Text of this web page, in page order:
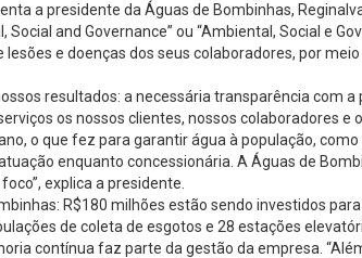
a presidente da Águas de Bombinhas,
and Governance” ou “Ambiental, Social e
e doenças dos seus colaboradores, por
resultados: a necessária transparência
os nossos clientes, nossos colaboradores e
o que fez para garantir água à população,
enquanto concessionária. A Águas de
explica a presidente.
R$180 milhões estão sendo investidos
de coleta de esgotos e 28 estações
contínua faz parte da gestão da empresa.